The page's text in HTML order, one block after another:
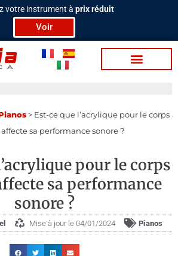
votre instrument à prix réduit
Voir
> Est-ce que l’acrylique pour le corps
sa performance sonore ?
pour le corps
sa performance
sonore ?
Mise à jour le 04/01/2024 Pianos